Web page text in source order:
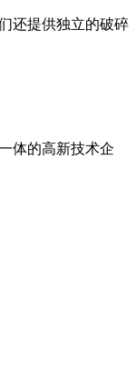
还提供独立的破碎
体的高新技术企